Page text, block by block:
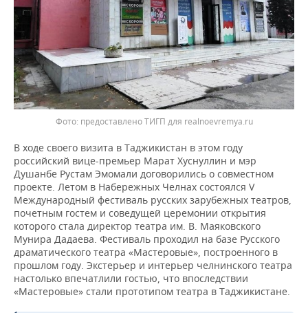
предоставлено ТИГП для realnoevremya.ru
В ходе своего визита в Таджикистан в этом году
российский вице-премьер Марат Хуснуллин и мэр
Душанбе Рустам Эмомали договорились о совместном
проекте. Летом в Набережных Челнах состоялся V
Международный фестиваль русских зарубежных театров,
почетным гостем и соведущей церемонии открытия
которого стала директор театра им. В. Маяковского
Мунира Дадаева. Фестиваль проходил на базе Русского
драматического театра «Мастеровые», построенного в
прошлом году. Экстерьер и интерьер челнинского театра
настолько впечатлили гостью, что впоследствии
«Мастеровые» стали прототипом театра в Таджикистане.